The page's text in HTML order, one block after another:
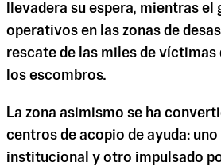
llevadera su espera, mientras el
operativos en las zonas de
rescate de las miles de víctimas
los escombros.
La zona asimismo se ha
centros de acopio de ayuda:
institucional y otro impulsado